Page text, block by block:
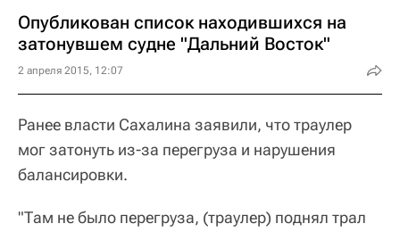
Опубликован список находившихся на
затонувшем судне "Дальний Восток"
2 апреля 2015, 12:07
Ранее власти Сахалина заявили, что траулер
мог затонуть из-за перегруза и нарушения
балансировки.
"Там не было перегруза, (траулер) поднял трал